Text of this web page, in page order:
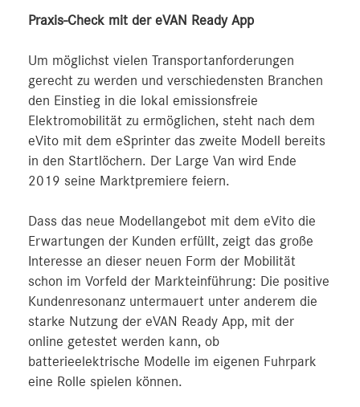
Praxis-Check mit der eVAN Ready App
Um möglichst vielen Transportanforderungen
gerecht zu werden und verschiedensten Branchen
den Einstieg in die lokal emissionsfreie
Elektromobilität zu ermöglichen, steht nach dem
eVito mit dem eSprinter das zweite Modell bereits
in den Startlöchern. Der Large Van wird Ende
2019 seine Marktpremiere feiern.
Dass das neue Modellangebot mit dem eVito die
Erwartungen der Kunden erfüllt, zeigt das große
Interesse an dieser neuen Form der Mobilität
schon im Vorfeld der Markteinführung: Die positive
Kundenresonanz untermauert unter anderem die
starke Nutzung der eVAN Ready App, mit der
online getestet werden kann, ob
batterieelektrische Modelle im eigenen Fuhrpark
eine Rolle spielen können.